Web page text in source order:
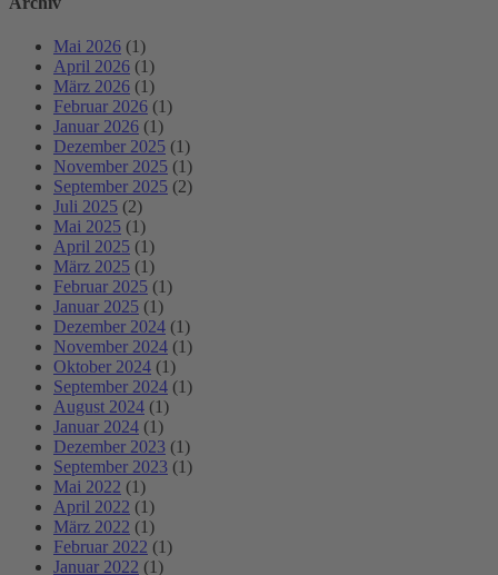
Mai 2026 (1)
April 2026 (1)
März 2026 (1)
Februar 2026 (1)
Januar 2026 (1)
Dezember 2025 (1)
November 2025 (1)
September 2025 (2)
Juli 2025 (2)
Mai 2025 (1)
April 2025 (1)
März 2025 (1)
Februar 2025 (1)
Januar 2025 (1)
Dezember 2024 (1)
November 2024 (1)
Oktober 2024 (1)
September 2024 (1)
August 2024 (1)
Januar 2024 (1)
Dezember 2023 (1)
September 2023 (1)
Mai 2022 (1)
April 2022 (1)
März 2022 (1)
Februar 2022 (1)
Januar 2022 (1)